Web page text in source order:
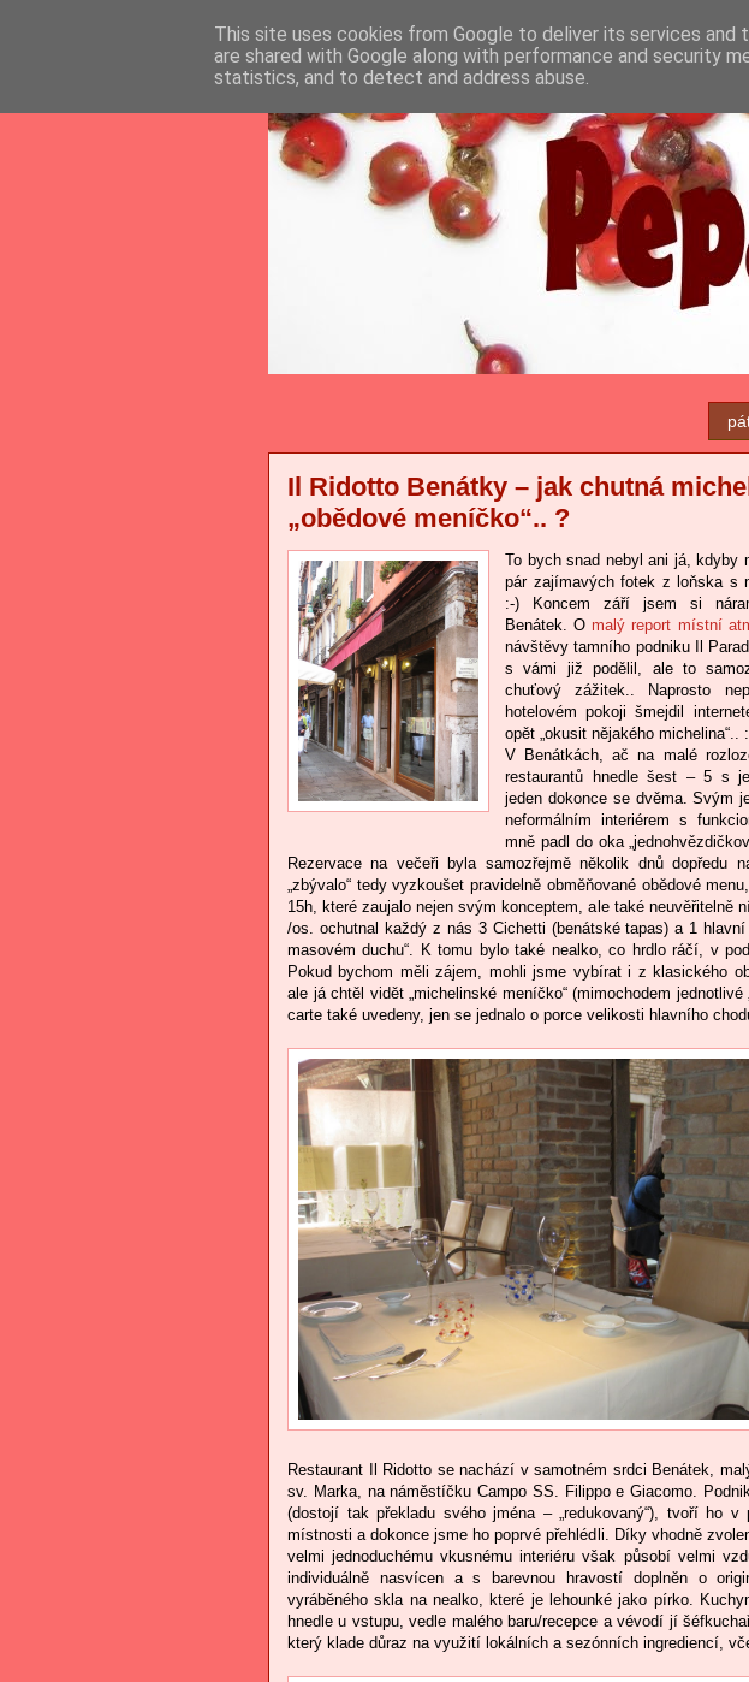
Il Ridotto Benátky – jak chutná
„obědové meníčko“.. ?
To bych snad nebyl ani já, kdyby
pár zajímavých fotek z loňska s
:-) Koncem září jsem si
Benátek. O malý report místní
návštěvy tamního podniku Il
s vámi již podělil, ale to
chuťový zážitek.. Naprosto
hotelovém pokoji šmejdil
opět „okusit nějakého michelina“..
V Benátkách, ač na malé
restaurantů hnedle šest – 5 s
jeden dokonce se dvěma. Svým
neformálním interiérem s
mně padl do oka
Rezervace na večeři byla samozřejmě několik dnů dopředu
„zbývalo“ tedy vyzkoušet pravidelně obměňované obědové
15h, které zaujalo nejen svým konceptem, ale také neuvěřitelně
/os. ochutnal každý z nás 3 Cichetti (benátské tapas) a 1
masovém duchu“. K tomu bylo také nealko, co hrdlo ráčí, v
Pokud bychom měli zájem, mohli jsme vybírat i z klasického
ale já chtěl vidět „michelinské meníčko“ (mimochodem jednotlivé
carte také uvedeny, jen se jednalo o porce velikosti hlavního
Restaurant Il Ridotto se nachází v samotném srdci Benátek,
sv. Marka, na náměstíčku Campo SS. Filippo e Giacomo.
(dostojí tak překladu svého jména – „redukovaný“), tvoří ho v
místnosti a dokonce jsme ho poprvé přehlédli. Díky vhodně
velmi jednoduchému vkusnému interiéru však působí velmi
individuálně nasvícen a s barevnou hravostí doplněn o
vyráběného skla na nealko, které je lehounké jako pírko.
hnedle u vstupu, vedle malého baru/recepce a vévodí jí
který klade důraz na využití lokálních a sezónních ingrediencí,
This site uses cookies from Google to deliver its services and
are shared with Google along with performance and security
statistics, and to detect and address abuse.